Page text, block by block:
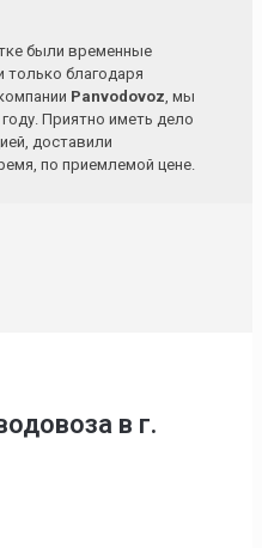
были временные
благодаря
Panvodovoz, мы
Приятно иметь дело
доставили
по приемлемой цене.
в г.